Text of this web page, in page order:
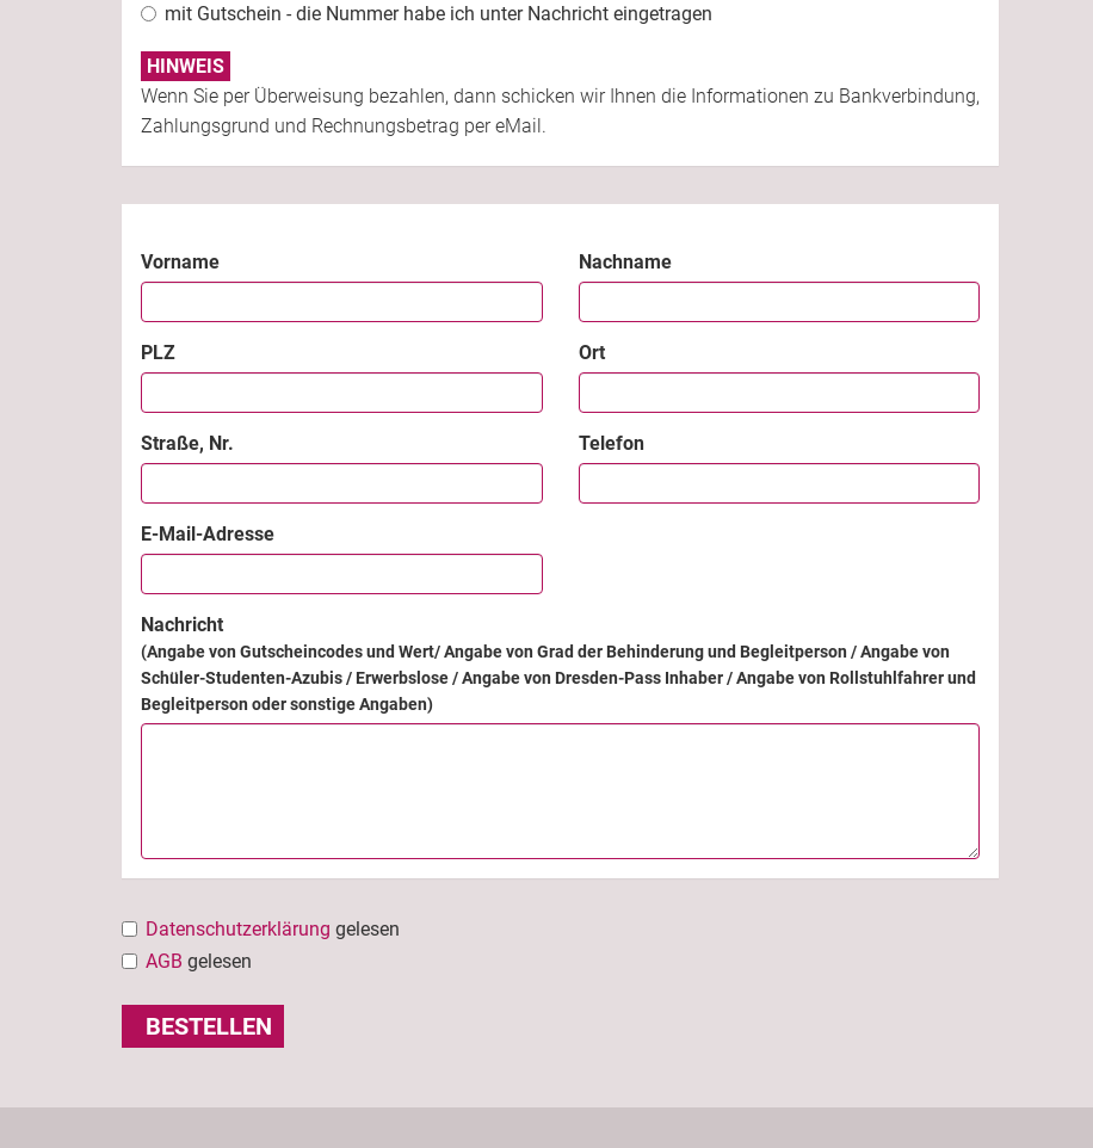
mit Gutschein - die Nummer habe ich unter Nachricht eingetragen
HINWEIS
Wenn Sie per Überweisung bezahlen, dann schicken wir Ihnen die Informationen zu Bankverbindung,
Zahlungsgrund und Rechnungsbetrag per eMail.
Vorname Nachname
PLZ Ort
Straße, Nr. Telefon
E-Mail-Adresse
Nachricht
(Angabe von Gutscheincodes und Wert/ Angabe von Grad der Behinderung und Begleitperson / Angabe von
Schüler-Studenten-Azubis / Erwerbslose / Angabe von Dresden-Pass Inhaber / Angabe von Rollstuhlfahrer und
Begleitperson oder sonstige Angaben)
Datenschutzerklärung gelesen
AGB gelesen
BESTELLEN